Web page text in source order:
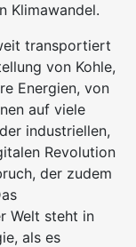
Klimawandel.
transportiert
von Kohle,
Energien, von
auf viele
industriellen,
Revolution
der zudem
Welt steht in
als es